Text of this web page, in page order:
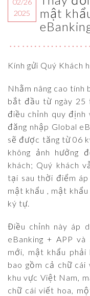
02/26
2025
mật
Kính gửi Quý Khách
Nhằm nâng cao tính
bắt đầu từ ngày 25
điều chỉnh quy
đăng nhập Global
sẽ được tăng từ 06
không ảnh hưởng
khách; Quý khách
tại sau thời điểm áp
mật khẩu , mật
ký tự.
Điều chỉnh này áp
eBanking + APP
mới, mật khẩu
bao gồm cả chữ
khu vực Việt Nam,
chữ cái viết hoa,